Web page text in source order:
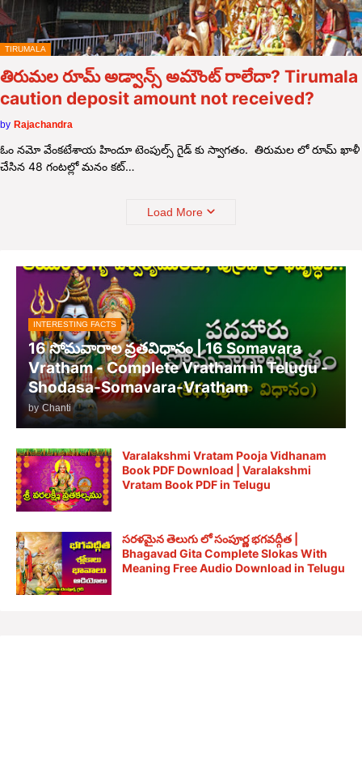
TIRUMALA
తిరుమల రూమ్ అడ్వాన్స్ అమౌంట్ రాలేదా? Tirumala
caution deposit amount not received?
by Rajachandra
ఓం నమో వేంకటేశాయ హిందూ టెంపుల్స్ గైడ్ కు స్వాగతం. తిరుమల లో రూమ్ ఖాళీ
చేసిన 48 గంటల్లో మనం కట్…
Load More
INTERESTING FACTS
16 సోమవారాల వ్రతవిధానం | 16 Somavara
Vratham - Complete Vratham in Telugu -
Shodasa-Somavara-Vratham
by Chanti
Varalakshmi Vratam Pooja Vidhanam
Book PDF Download | Varalakshmi
Vratam Book PDF in Telugu
సరళమైన తెలుగు లో సంపూర్ణ భగవద్గీత |
Bhagavad Gita Complete Slokas With
Meaning Free Audio Download in Telugu